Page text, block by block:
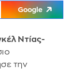
Google
Ντίας-
την